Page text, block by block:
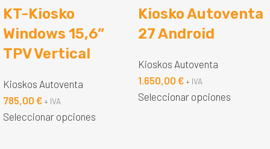
KT-Kiosko
Windows 15,6”
TPV Vertical
Kioskos Autoventa
785,00 €+ IVA
Seleccionar opciones
Kiosko Autoventa
27 Android
Kioskos Autoventa
1.650,00 €+ IVA
Seleccionar opciones